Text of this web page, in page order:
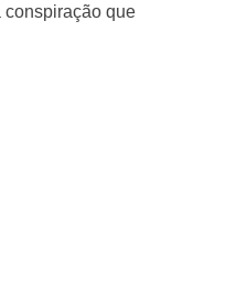
conspiração que